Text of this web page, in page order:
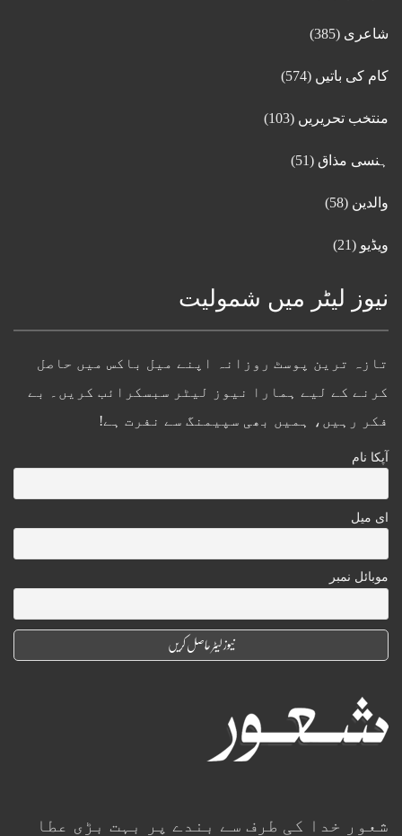
شاعری (385)
کام کی باتیں (574)
منتخب تحریریں (103)
ہنسی مذاق (51)
والدین (58)
ویڈیو (21)
نیوز لیٹر میں شمولیت
تازہ ترین پوسٹ روزانہ اپنے میل باکس میں حاصل
کرنے کے لیے ہمارا نیوز لیٹر سبسکرائب کریں۔ بے
فکر رہیں، ہمیں بھی سپیمنگ سے نفرت ہے!
آپکا نام
ای میل
موبائل نمبر
شعور خدا کی طرف سے بندے پر بہت بڑی عطا